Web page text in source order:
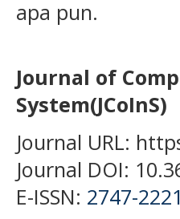
apa pun.
Journal of
System(JCoInS)
Journal URL:
Journal DOI:
E-ISSN: 2747-2221